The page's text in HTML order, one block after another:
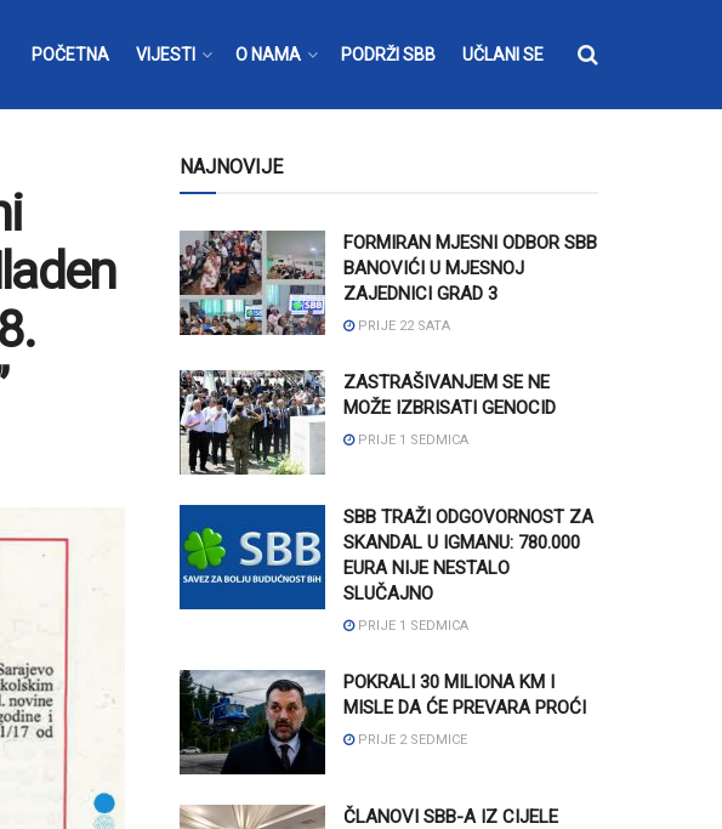
POČETNA VIJESTI O NAMA PODRŽI SBB UČLANI SE
NAJNOVIJE
FORMIRAN MJESNI ODBOR SBB
BANOVIĆI U MJESNOJ
ZAJEDNICI GRAD 3
PRIJE 22 SATA
ZASTRAŠIVANJEM SE NE
MOŽE IZBRISATI GENOCID
PRIJE 1 SEDMICA
SBB TRAŽI ODGOVORNOST ZA
SKANDAL U IGMANU: 780.000
EURA NIJE NESTALO
SLUČAJNO
PRIJE 1 SEDMICA
POKRALI 30 MILIONA KM I
MISLE DA ĆE PREVARA PROĆI
PRIJE 2 SEDMICE
ČLANOVI SBB-A IZ CIJELE